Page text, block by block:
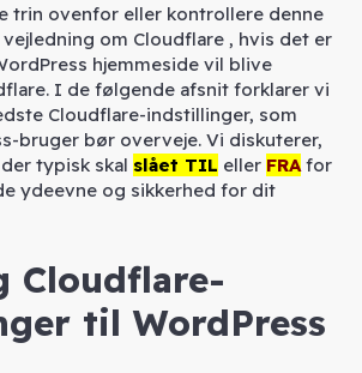
trin ovenfor eller kontrollere denne
om Cloudflare , hvis det er
hjemmeside vil blive
I de følgende afsnit forklarer vi
Cloudflare-indstillinger, som
bruger bør overveje. Vi diskuterer,
typisk skal slået TIL eller FRAfor
ydeevne og sikkerhed for dit
Cloudflare-
til WordPress